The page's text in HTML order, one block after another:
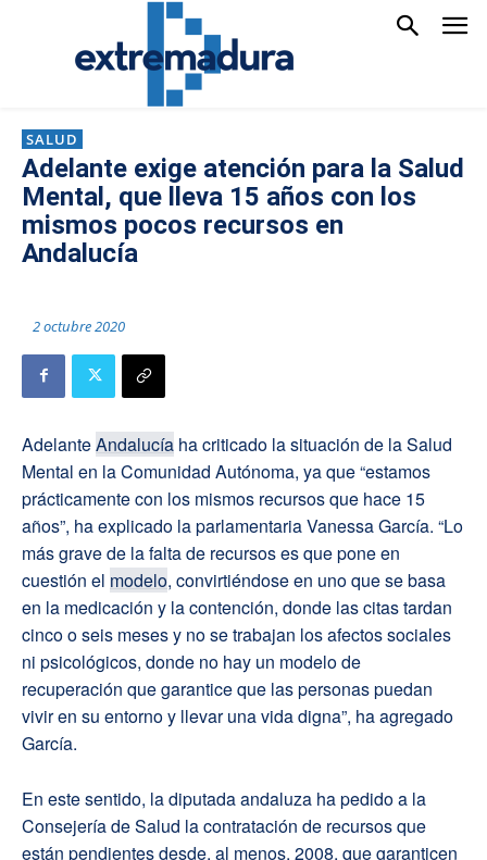
SALUD
Adelante exige atención para la Salud
Mental, que lleva 15 años con los
mismos pocos recursos en
Andalucía
2 octubre 2020
AdelanteAndalucía ha criticado la situación de la Salud
Mental en la Comunidad Autónoma, ya que “estamos
prácticamente con los mismos recursos que hace 15
años”, ha explicado la parlamentaria Vanessa García. “Lo
más grave de la falta de recursos es que pone en
cuestión el modelo, convirtiéndose en uno que se basa
en la medicación y la contención, donde las citas tardan
cinco o seis meses y no se trabajan los afectos sociales
ni psicológicos, donde no hay un modelo de
recuperación que garantice que las personas puedan
vivir en su entorno y llevar una vida digna”, ha agregado
García.
En este sentido, la diputada andaluza ha pedido a la
Consejería de Salud la contratación de recursos que
están pendientes desde, al menos, 2008, que garanticen